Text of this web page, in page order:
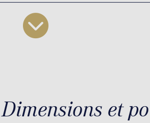
et